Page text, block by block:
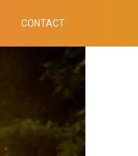
CONTACT